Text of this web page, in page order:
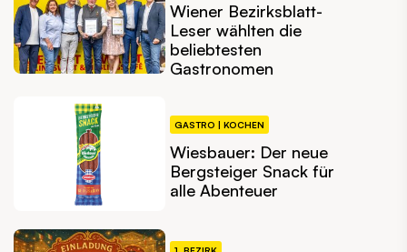
Wiener Bezirksblatt-
Leser wählten die
beliebtesten
Gastronomen
GASTRO | KOCHEN
Wiesbauer: Der neue
Bergsteiger Snack für
alle Abenteuer